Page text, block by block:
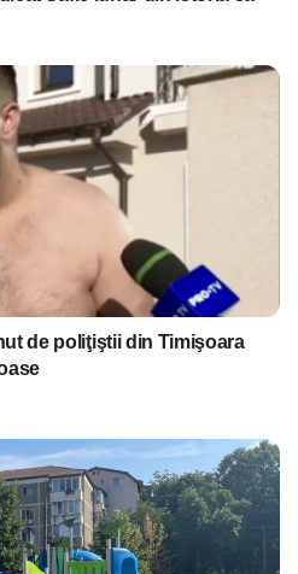
de poliţiştii din Timişoara